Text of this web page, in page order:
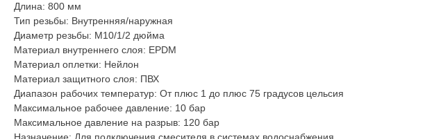
Длина: 800 мм
Тип резьбы: Внутренняя/наружная
Диаметр резьбы: М10/1/2 дюйма
Материал внутреннего слоя: ЕРDМ
Материал оплетки: Нейлон
Материал защитного слоя: ПВХ
Диапазон рабочих температур: От плюс 1 до плюс 75 градусов цельсия
Максимальное рабочее давление: 10 бар
Максимальное давление на разрыв: 120 бар